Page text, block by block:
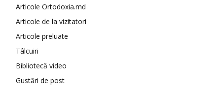
Articole Ortodoxia.md
Articole de la vizitatori
Articole preluate
Tâlcuiri
Bibliotecă video
Gustări de post